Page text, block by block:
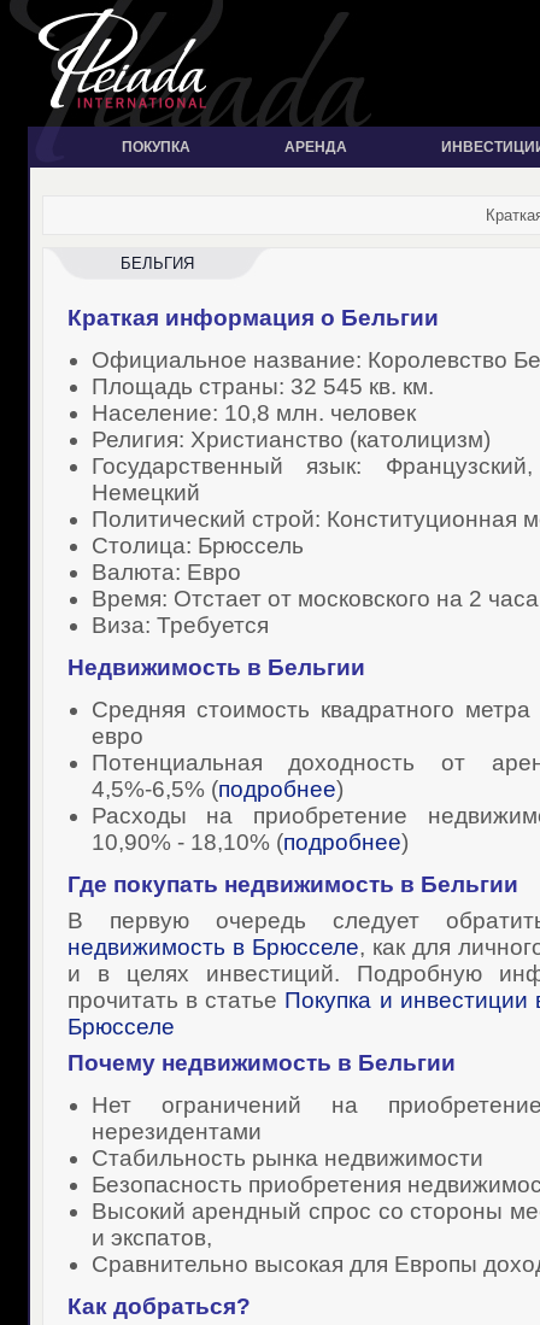
ПОКУПКА АРЕНДА
БЕЛЬГИЯ
Краткая информация о Бельгии
Официальное название: Королевство
Площадь страны: 32 545 кв. км.
Население: 10,8 млн. человек
Религия: Христианство (католицизм)
Государственный язык:
Немецкий
Политический строй: Конституционная
Столица: Брюссель
Валюта: Евро
Время: Отстает от московского на 2
Виза: Требуется
Недвижимость в Бельгии
Средняя стоимость квадратного
евро
Потенциальная доходность от
4,5%-6,5% (подробнее)
Расходы на приобретение
10,90% - 18,10% (подробнее)
Где покупать недвижимость в Бельгии
В первую очередь следует
недвижимость в Брюсселе, как для
и в целях инвестиций. Подробную
прочитать в статье Покупка и
Брюсселе
Почему недвижимость в Бельгии
Нет ограничений на
нерезидентами
Стабильность рынка недвижимости
Безопасность приобретения
Высокий арендный спрос со стороны
и экспатов,
Сравнительно высокая для Европы
Как добраться?